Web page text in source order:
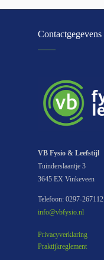
Contactgegevens
VB Fysio & Leefstijl
Tuinderslaantje 3
3645 EX Vinkeveen
Telefoon: 0297-267112
info@vbfysio.nl
Privacyverklaring
Praktijkreglement